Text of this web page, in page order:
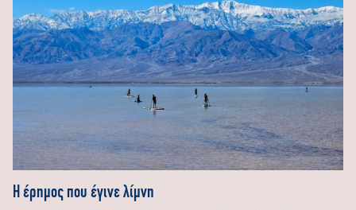
Η έρημος που έγινε λίμνη